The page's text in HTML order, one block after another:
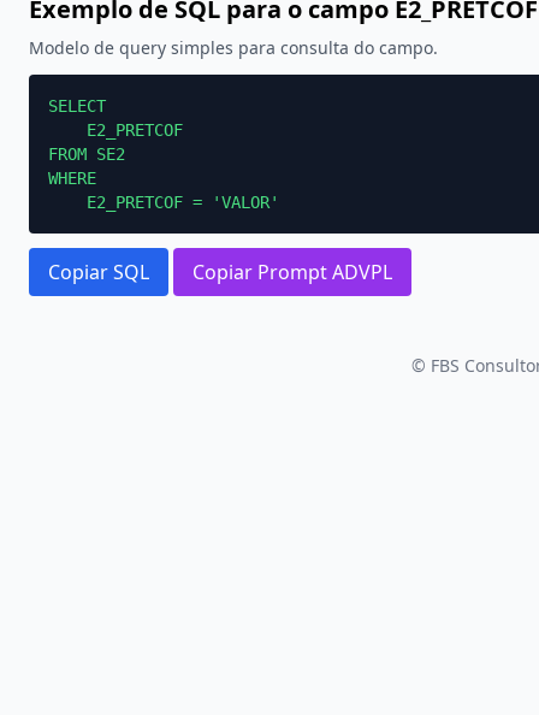
Exemplo de SQL para o campo E2_PRETCOF
Modelo de query simples para consulta do campo.
SELECT
    E2_PRETCOF
FROM SE2
WHERE
    E2_PRETCOF = 'VALOR'
Copiar SQL Copiar Prompt ADVPL
© FBS